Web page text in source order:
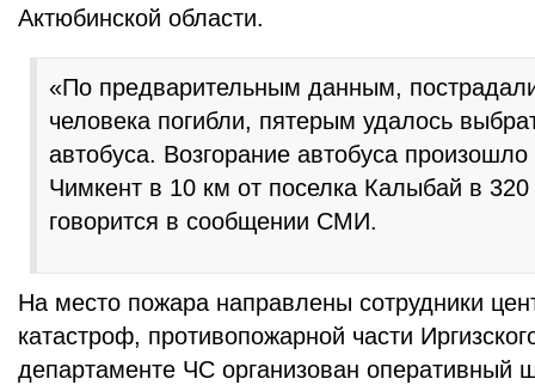
Актюбинской области.
«По предварительным данным,
человека погибли, пятерым удалось
автобуса. Возгорание автобуса
Чимкент в 10 км от поселка Калыбай в
говорится в сообщении СМИ.
На место пожара направлены сотрудники
катастроф, противопожарной части
департаменте ЧС организован оперативный